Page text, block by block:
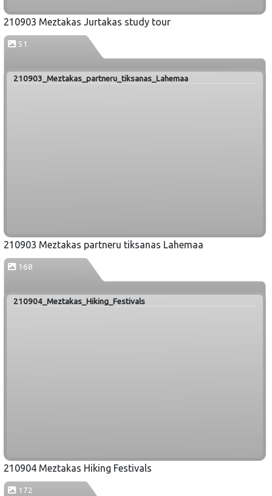
210903 Meztakas Jurtakas study tour
51
210903_Meztakas_partneru_tiksanas_Lahemaa
210903 Meztakas partneru tiksanas Lahemaa
168
210904_Meztakas_Hiking_Festivals
210904 Meztakas Hiking Festivals
172